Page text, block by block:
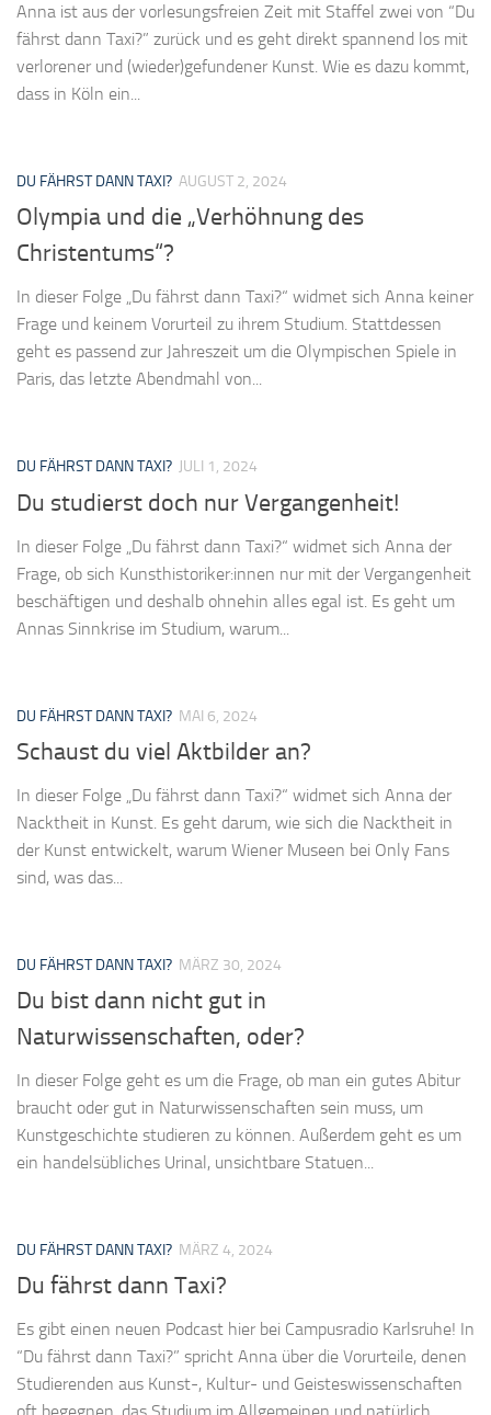
Anna ist aus der vorlesungsfreien Zeit mit Staffel zwei von “Du
fährst dann Taxi?” zurück und es geht direkt spannend los mit
verlorener und (wieder)gefundener Kunst. Wie es dazu kommt,
dass in Köln ein...
DU FÄHRST DANN TAXI? AUGUST 2, 2024
Olympia und die „Verhöhnung des
Christentums“?
In dieser Folge „Du fährst dann Taxi?“ widmet sich Anna keiner
Frage und keinem Vorurteil zu ihrem Studium. Stattdessen
geht es passend zur Jahreszeit um die Olympischen Spiele in
Paris, das letzte Abendmahl von...
DU FÄHRST DANN TAXI? JULI 1, 2024
Du studierst doch nur Vergangenheit!
In dieser Folge „Du fährst dann Taxi?“ widmet sich Anna der
Frage, ob sich Kunsthistoriker:innen nur mit der Vergangenheit
beschäftigen und deshalb ohnehin alles egal ist. Es geht um
Annas Sinnkrise im Studium, warum...
DU FÄHRST DANN TAXI? MAI 6, 2024
Schaust du viel Aktbilder an?
In dieser Folge „Du fährst dann Taxi?“ widmet sich Anna der
Nacktheit in Kunst. Es geht darum, wie sich die Nacktheit in
der Kunst entwickelt, warum Wiener Museen bei Only Fans
sind, was das...
DU FÄHRST DANN TAXI? MÄRZ 30, 2024
Du bist dann nicht gut in
Naturwissenschaften, oder?
In dieser Folge geht es um die Frage, ob man ein gutes Abitur
braucht oder gut in Naturwissenschaften sein muss, um
Kunstgeschichte studieren zu können. Außerdem geht es um
ein handelsübliches Urinal, unsichtbare Statuen...
DU FÄHRST DANN TAXI? MÄRZ 4, 2024
Du fährst dann Taxi?
Es gibt einen neuen Podcast hier bei Campusradio Karlsruhe! In
“Du fährst dann Taxi?” spricht Anna über die Vorurteile, denen
Studierenden aus Kunst-, Kultur- und Geisteswissenschaften